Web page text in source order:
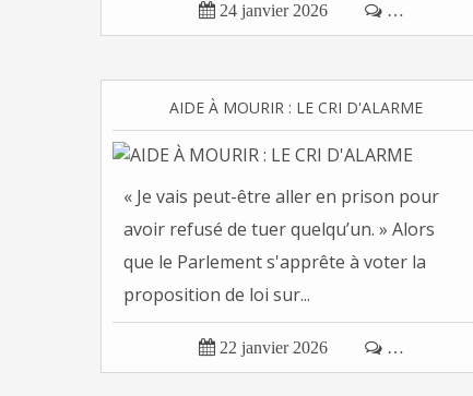
 24 janvier 2026  …
AIDE À MOURIR : LE CRI D'ALARME
« Je vais peut-être aller en prison pour
avoir refusé de tuer quelqu’un. » Alors
que le Parlement s'apprête à voter la
proposition de loi sur...
 22 janvier 2026  …